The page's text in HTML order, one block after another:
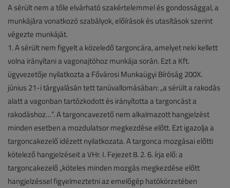
A sérült nem a tőle elvárható szakértelemmel és gondossággal, a
munkájára vonatkozó szabályok, előírások és utasítások szerint
végezte munkáját.
1. A sérült nem figyelt a közeledő targoncára, amelyet neki kellett
volna irányítani a vagonajtóhoz munkája során. Ezt a Kft.
ügyvezetője nyilatkozta a Fővárosi Munkaügyi Bíróság 200X.
június 21-i tárgyalásán tett tanúvallomásában: „a sérült a rakodás
alatt a vagonban tartózkodott és irányította a targoncást a
rakodáshoz…”. A targoncavezető nem alkalmazott hangjelzést
minden esetben a mozdulatsor megkezdése előtt. Ezt igazolja a
targoncakezelő idézett nyilatkozata. A targonca mozgásai előtti
kötelező hangjelzéseit a VHr. I. Fejezet 8. 2. 6. írja elő: a
targoncakezelő „köteles minden mozgás megkezdése előtt
hangjelzéssel figyelmeztetni az emelőgép hatókörzetében